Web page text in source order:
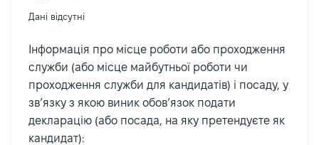
Дані відсутні
Інформація про місце роботи або проходження
служби (або місце майбутньої роботи чи
проходження служби для кандидатів) і посаду, у
зв’язку з якою виник обов’язок подати
декларацію (або посада, на яку претендуєте як
кандидат):